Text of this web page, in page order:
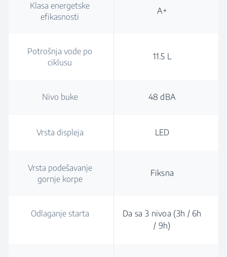
Klasa energetske
efikasnosti
A+
Potrošnja vode po
ciklusu
11.5 L
Nivo buke 48 dBA
Vrsta displeja LED
Vrsta podešavanje
gornje korpe
Fiksna
Odlaganje starta
Da sa 3 nivoa (3h / 6h
/ 9h)